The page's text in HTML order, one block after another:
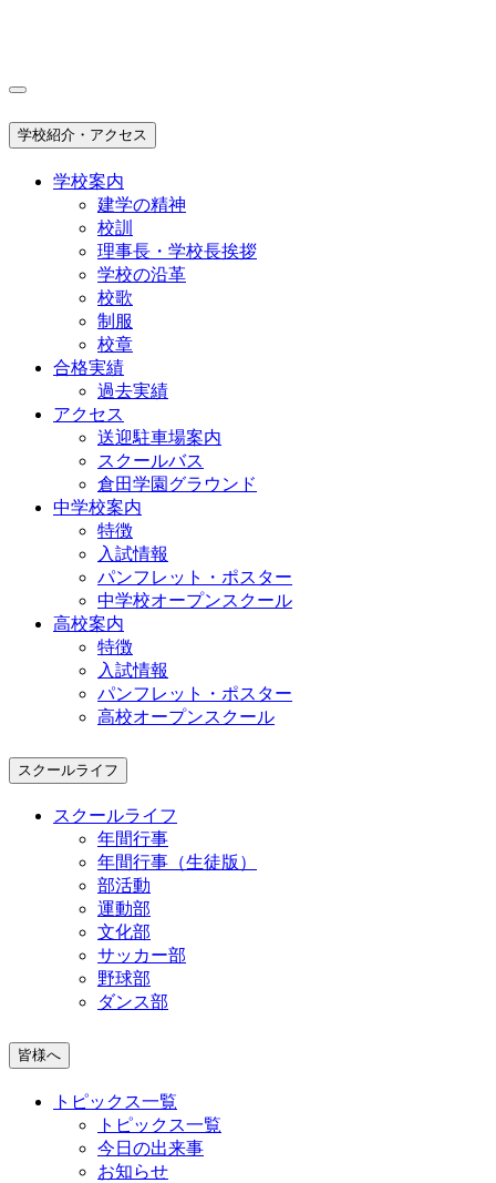
学校紹介・アクセス
学校案内
建学の精神
校訓
理事長・学校長挨拶
学校の沿革
校歌
制服
校章
合格実績
過去実績
アクセス
送迎駐車場案内
スクールバス
倉田学園グラウンド
中学校案内
特徴
入試情報
パンフレット・ポスター
中学校オープンスクール
高校案内
特徴
入試情報
パンフレット・ポスター
高校オープンスクール
スクールライフ
スクールライフ
年間行事
年間行事（生徒版）
部活動
運動部
文化部
サッカー部
野球部
ダンス部
皆様へ
トピックス一覧
トピックス一覧
今日の出来事
お知らせ